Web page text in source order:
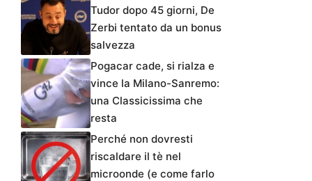
Tudor dopo 45 giorni, De
Zerbi tentato da un bonus
salvezza
Pogacar cade, si rialza e
vince la Milano-Sanremo:
una Classicissima che
resta
Perché non dovresti
riscaldare il tè nel
microonde (e come farlo